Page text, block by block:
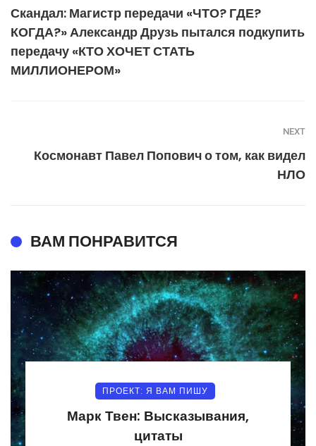
Скандал: Магистр передачи «ЧТО? ГДЕ?
КОГДА?» Александр Друзь пытался подкупить
передачу «КТО ХОЧЕТ СТАТЬ
МИЛЛИОНЕРОМ»
NEXT
Космонавт Павел Попович о том, как видел
НЛО
ВАМ ПОНРАВИТСЯ
ПРОЕКТ: Я ВАМ ПИШУ
Марк Твен: Высказывания,
цитаты